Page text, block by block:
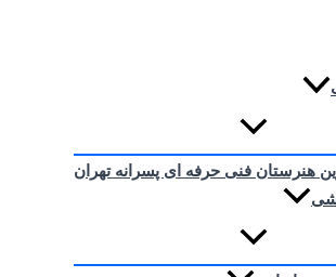
هنرستان فنی حرفه ای پسرانه تهران